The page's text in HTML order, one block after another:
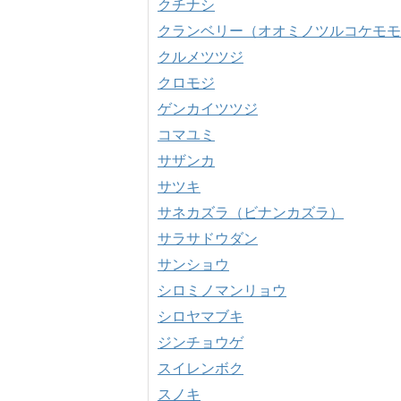
クチナシ
クランベリー（オオミノツルコケモ
クルメツツジ
クロモジ
ゲンカイツツジ
コマユミ
サザンカ
サツキ
サネカズラ（ビナンカズラ）
サラサドウダン
サンショウ
シロミノマンリョウ
シロヤマブキ
ジンチョウゲ
スイレンボク
スノキ